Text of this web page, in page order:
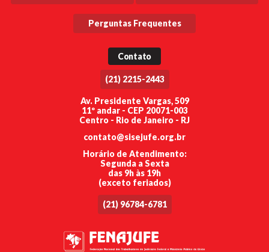
Perguntas Frequentes
Contato
(21) 2215-2443
Av. Presidente Vargas, 509
11º andar - CEP 20071-003
Centro - Rio de Janeiro - RJ
contato@sisejufe.org.br
Horário de Atendimento:
Segunda a Sexta
das 9h às 19h
(exceto feriados)
(21) 96784-6781